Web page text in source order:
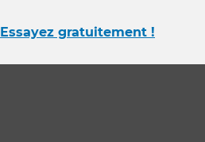
Essayez gratuitement !